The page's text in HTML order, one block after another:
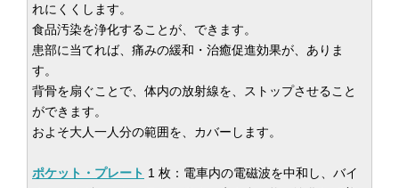
れにくくします。
食品汚染を浄化することが、できます。
患部に当てれば、痛みの緩和・治癒促進効果が、ありま
す。
背骨を扇ぐことで、体内の放射線を、ストップさせること
ができます。
およそ大人一人分の範囲を、カバーします。
ポケット・プレート 1 枚：電車内の電磁波を中和し、バイ